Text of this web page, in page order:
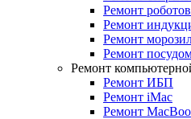
Ремонт
Ремонт
Ремонт
Ремонт
Ремонт
Ремонт ИБП
Ремонт iMac
Ремонт